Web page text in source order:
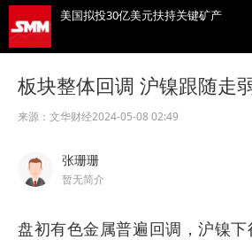
美国拟投30亿美元扶持关键矿产
霍尔木兹海峡，重磅利好！“预计很快
掌上有色
板块整体回调 沪镍跟随走
来源： 文华财经2024-05-08 02:49
张珊珊
暂无简介
盘初有色金属普遍回调，沪镍